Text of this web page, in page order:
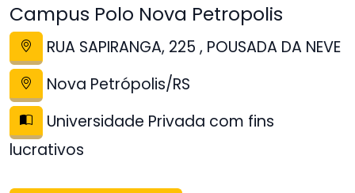
Campus Polo Nova Petropolis
RUA SAPIRANGA, 225 , POUSADA DA NEVE
Nova Petrópolis/RS
Universidade Privada com fins
lucrativos